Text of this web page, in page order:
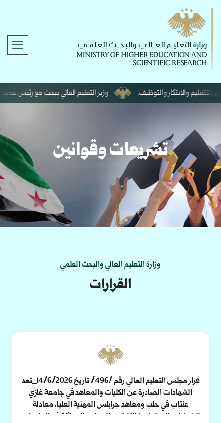
والابتكار والتوظيف. وزير التعليم العالي يبحث مع رئيس جمعية
تشريعات وقوانين
وزارة التعليم العالي والبحث العلمي
القرارات
قرار مجلس التعليم العالي رقم /496/ تاريخ 14/6/2026_تعد
الشهادات الصادرة عن الكليات والمعاهد في جامعة غازي
عنتاب في حلب ومعاهد جرابلس المهنية العليا، معادلة
للشهادات التي تمنحها الكليات والمعاهد المماثلة في الجامعات